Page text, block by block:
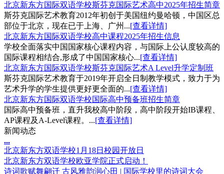
北京新东方国际双语学校斯芬克国际艺术高中2025年招生简章
斯芬克国际艺术教育2012年初创于美国纽约曼哈顿，中国区总
部位于北京，现在已于上海、广州...[查看详情]
北京新东方国际双语学校高中课程2025年招生信息
学校全面落实中国国家核心课程内容，与国际上公认度较高的
国际课程相结合,形成了中国国家核心...[查看详情]
北京新东方国际双语学校斯芬克国际艺术A Level升学定制班
斯芬克国际艺术教育于2019年开启全日制教学模式，致力于为
艺术升学的学生提供更好更全面的...[查看详情]
北京新东方国际双语学校国际高中预备班招生简章
国际高中预备班，直升我校高中阶段，高中阶段开始IB课程、
AP课程及A-Level课程。...[查看详情]
新闻动态
...
北京新东方双语学校1月18日校园开放日
北京新东方双语学校欧亚学院正式启动！
诗词歌赋舞翩迁 古风雅韵润心田 | 国际学校里的诗词大会